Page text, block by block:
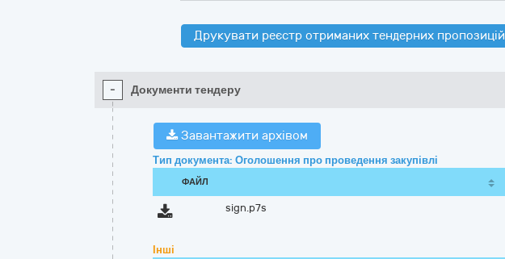
Друкувати реєстр отриманих тендерних пропозицій
- Документи тендеру
Завантажити архівом
Тип документа: Оголошення про проведення закупівлі
ФАЙЛ
sign.p7s
Інші